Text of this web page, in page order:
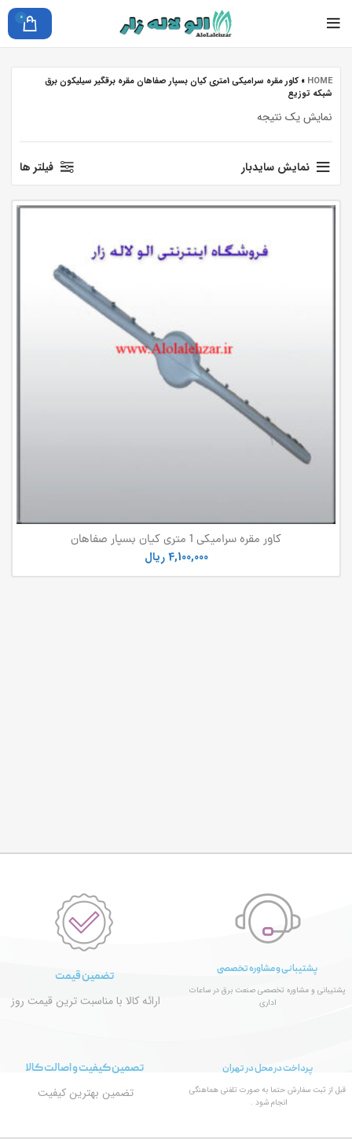
0
HOME
»
کاور مقره سرامیکی 1متری کیان بسپار صفاهان مقره برقگیر سیلیکون برق
شبکه توزیع
نمایش یک نتیجه
نمایش سایدبار فیلتر ها
کاور مقره سرامیکی 1 متری کیان بسپار صفاهان
4,100,000 ریال
پشتیبانی و مشاوره تخصصی
پشتیبانی و مشاوره تخصصی صنعت برق در ساعات
اداری
تضمین قیمت
ارائه کالا با مناسبت ترین قیمت روز
پرداخت در محل در تهران
قبل از ثبت سفارش حتما به صورت تلفنی هماهنگی
انجام شود .
تصمین کیفیت و اصالت کالا
تضمین بهترین کیفیت